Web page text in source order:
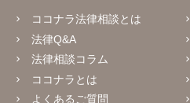
ココナラ法律相談とは
法律Q&A
法律相談コラム
ココナラとは
よくあるご質問